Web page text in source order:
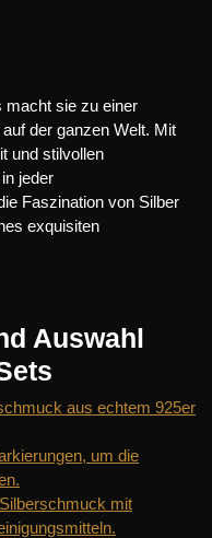
macht sie zu einer
der ganzen Welt. Mit
und stilvollen
jeder
Faszination von Silber
exquisiten
Auswahl
aus echtem 925er
um die
mit